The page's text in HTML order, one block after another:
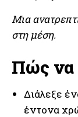
Μια
στη μέση.
Πώς να
Διάλεξε
έντονα